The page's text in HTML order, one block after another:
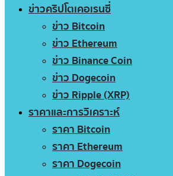
ข่าวคริปโตเคอเรนซี่
ข่าว Bitcoin
ข่าว Ethereum
ข่าว Binance Coin
ข่าว Dogecoin
ข่าว Ripple (XRP)
ราคาและการวิเคราะห์
ราคา Bitcoin
ราคา Ethereum
ราคา Dogecoin